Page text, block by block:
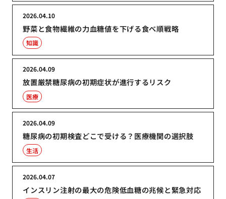
野菜と食物繊維の力血糖値を下げる食べ順戦略
2026.04.10
知識
放置厳禁糖尿病の初期症状が進行するリスク
2026.04.09
医療
糖尿病の初期検査どこで受ける？医療機関の選択肢
2026.04.09
生活
インスリン注射の最大の危険低血糖の兆候と緊急対応
2026.04.07